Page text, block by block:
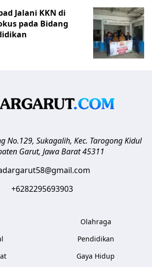
Jalani KKN di
pada Bidang
No.129, Sukagalih, Kec. Tarogong Kidul
Garut, Jawa Barat45311
+6282295693903
Olahraga
Pendidikan
Gaya Hidup